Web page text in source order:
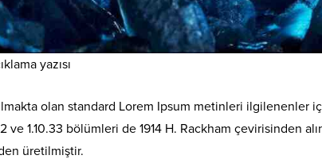
yazısı
olan standard Lorem Ipsum metinleri ilgilenenler
ve 1.10.33 bölümleri de 1914 H. Rackham çevirisinden
üretilmiştir.